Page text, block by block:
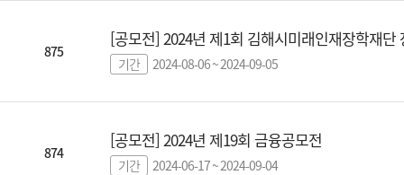
875
[공모전] 2024년 제1회 김해시미래인재장학재단
기간 2024-08-06 ~ 2024-09-05
874
[공모전] 2024년 제19회 금융공모전
기간 2024-06-17 ~ 2024-09-04